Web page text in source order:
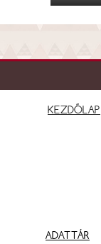
KEZDŐLAP
ADATTÁR